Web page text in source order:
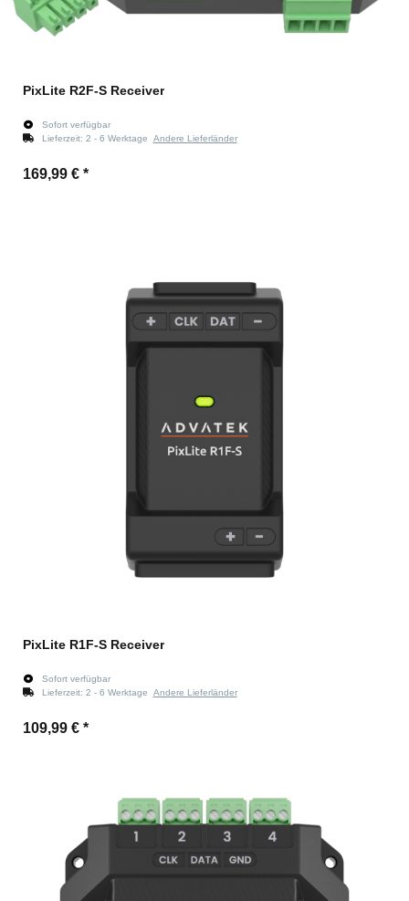
PixLite R2F-S Receiver
Sofort verfügbar
Lieferzeit: 2 - 6 Werktage Andere Lieferländer
169,99 € *
PixLite R1F-S Receiver
Sofort verfügbar
Lieferzeit: 2 - 6 Werktage Andere Lieferländer
109,99 € *